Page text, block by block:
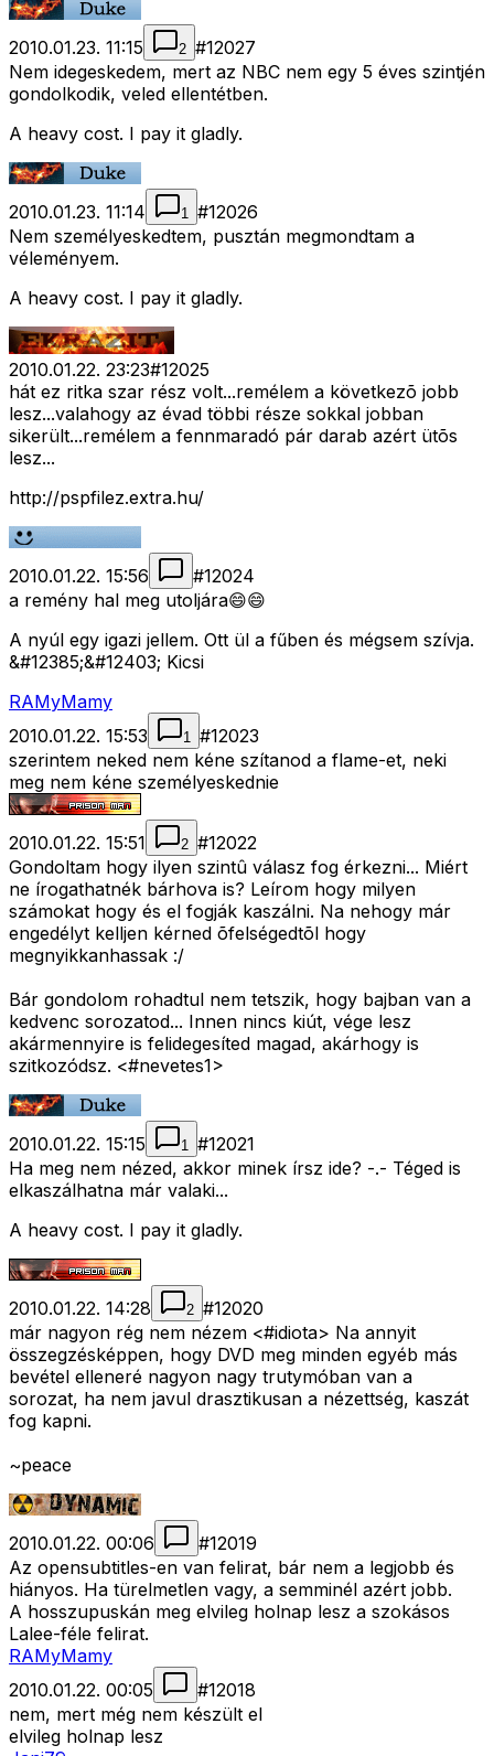
2010.01.23. 11:15 2 #12027
Nem idegeskedem, mert az NBC nem egy 5 éves szintjén
gondolkodik, veled ellentétben.
A heavy cost. I pay it gladly.
2010.01.23. 11:14 1 #12026
Nem személyeskedtem, pusztán megmondtam a
véleményem.
A heavy cost. I pay it gladly.
2010.01.22. 23:23#12025
hát ez ritka szar rész volt...remélem a következõ jobb
lesz...valahogy az évad többi része sokkal jobban
sikerült...remélem a fennmaradó pár darab azért ütõs
lesz...
http://pspfilez.extra.hu/
2010.01.22. 15:56 #12024
a remény hal meg utoljára😄😄
A nyúl egy igazi jellem. Ott ül a fűben és mégsem szívja.
&#12385;&#12403; Kicsi
RAMyMamy
2010.01.22. 15:53
1 #12023
szerintem neked nem kéne szítanod a flame-et, neki
meg nem kéne személyeskednie
2010.01.22. 15:51 2 #12022
Gondoltam hogy ilyen szintû válasz fog érkezni... Miért
ne írogathatnék bárhova is? Leírom hogy milyen
számokat hogy és el fogják kaszálni. Na nehogy már
engedélyt kelljen kérned õfelségedtõl hogy
megnyikkanhassak :/
Bár gondolom rohadtul nem tetszik, hogy bajban van a
kedvenc sorozatod... Innen nincs kiút, vége lesz
akármennyire is felidegesíted magad, akárhogy is
szitkozódsz. <#nevetes1>
2010.01.22. 15:15 1 #12021
Ha meg nem nézed, akkor minek írsz ide? -.- Téged is
elkaszálhatna már valaki...
A heavy cost. I pay it gladly.
2010.01.22. 14:28 2 #12020
már nagyon rég nem nézem <#idiota> Na annyit
összegzésképpen, hogy DVD meg minden egyéb más
bevétel elleneré nagyon nagy trutymóban van a
sorozat, ha nem javul drasztikusan a nézettség, kaszát
fog kapni.
~peace
2010.01.22. 00:06 #12019
Az opensubtitles-en van felirat, bár nem a legjobb és
hiányos. Ha türelmetlen vagy, a semminél azért jobb.
A hosszupuskán meg elvileg holnap lesz a szokásos
Lalee-féle felirat.
RAMyMamy
2010.01.22. 00:05
#12018
nem, mert még nem készült el
elvileg holnap lesz